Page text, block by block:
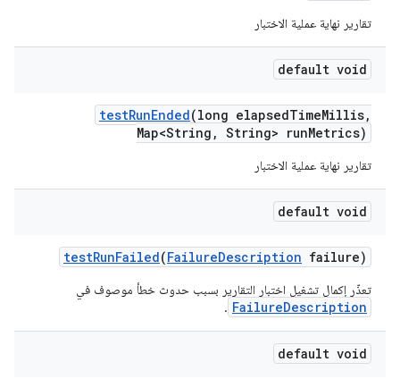
تقارير نهاية عملية الاختبار
default void
testRunEnded(long elapsedTimeMillis,
Map<String , String> runMetrics)
تقارير نهاية عملية الاختبار
default void
testRunFailed(FailureDescription failure)
تعذّر إكمال تشغيل اختبار التقارير بسبب حدوث خطأ موصوف في
FailureDescription
.
default void